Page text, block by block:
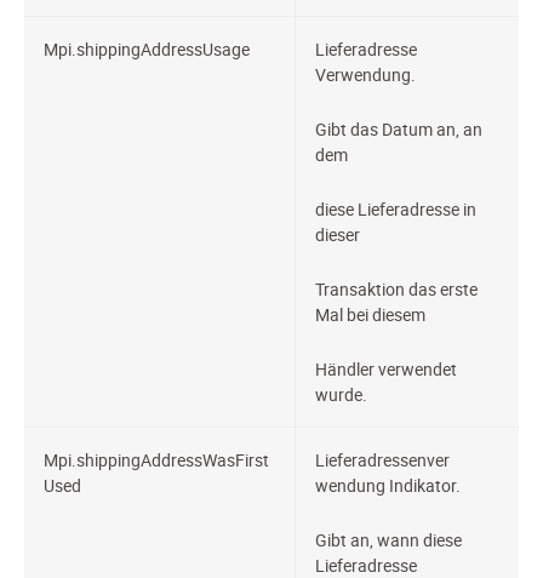
Mpi.shippingAddressUsage
Lieferadresse
Verwendung.
Gibt das Datum an, an
dem
diese Lieferadresse in
dieser
Transaktion das erste
Mal bei diesem
Händler verwendet
wurde.
Mpi.shippingAddressWasFirst
Used
Lieferadressenver
wendung Indikator.
Gibt an, wann diese
Lieferadresse